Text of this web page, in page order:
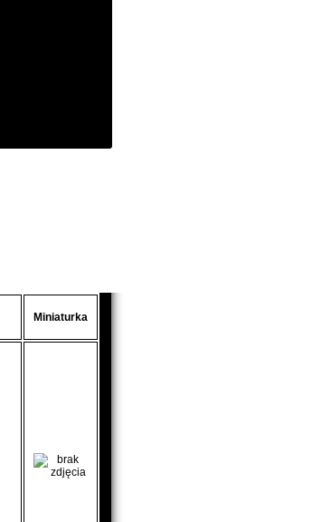
Miniaturka